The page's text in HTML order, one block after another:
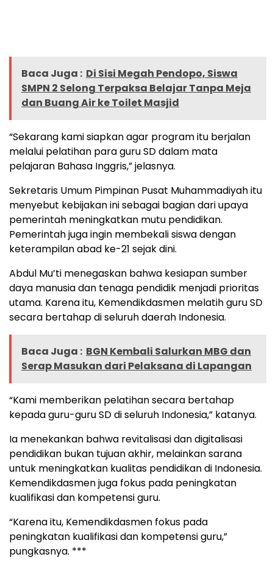
Baca Juga : Di Sisi Megah Pendopo, Siswa
SMPN 2 Selong Terpaksa Belajar Tanpa Meja
dan Buang Air ke Toilet Masjid
“Sekarang kami siapkan agar program itu berjalan
melalui pelatihan para guru SD dalam mata
pelajaran Bahasa Inggris,” jelasnya.
Sekretaris Umum Pimpinan Pusat Muhammadiyah itu
menyebut kebijakan ini sebagai bagian dari upaya
pemerintah meningkatkan mutu pendidikan.
Pemerintah juga ingin membekali siswa dengan
keterampilan abad ke-21 sejak dini.
Abdul Mu’ti menegaskan bahwa kesiapan sumber
daya manusia dan tenaga pendidik menjadi prioritas
utama. Karena itu, Kemendikdasmen melatih guru SD
secara bertahap di seluruh daerah Indonesia.
Baca Juga : BGN Kembali Salurkan MBG dan
Serap Masukan dari Pelaksana di Lapangan
“Kami memberikan pelatihan secara bertahap
kepada guru-guru SD di seluruh Indonesia,” katanya.
Ia menekankan bahwa revitalisasi dan digitalisasi
pendidikan bukan tujuan akhir, melainkan sarana
untuk meningkatkan kualitas pendidikan di Indonesia.
Kemendikdasmen juga fokus pada peningkatan
kualifikasi dan kompetensi guru.
“Karena itu, Kemendikdasmen fokus pada
peningkatan kualifikasi dan kompetensi guru,”
pungkasnya. ***